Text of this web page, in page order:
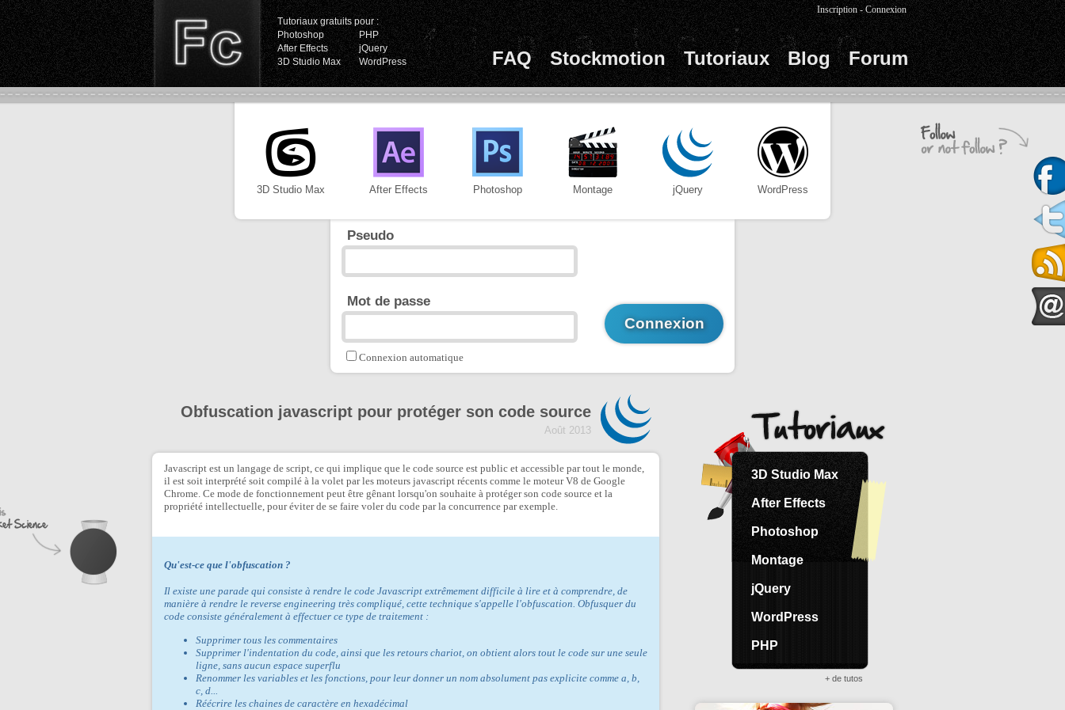
Tutoriaux gratuits pour :
Photoshop
PHP
After Effects
jQuery
3D Studio Max
WordPress FAQ Stockmotion Tutoriaux Blog Forum
Inscription -Connexion
3D Studio Max After Effects Photoshop Montage jQuery WordPress
Pseudo
Mot de passe
Connexion automatique
Obfuscation javascript pour protéger son code source
Août 2013
Javascript est un langage de script, ce qui implique que le code source est public et accessible par tout le monde,
il est soit interprété soit compilé à la volet par les moteurs javascript récents comme le moteur V8 de Google
Chrome. Ce mode de fonctionnement peut être gênant lorsqu'on souhaite à protéger son code source et la
propriété intellectuelle, pour éviter de se faire voler du code par la concurrence par exemple.
Qu'est-ce que l'obfuscation ?
Il existe une parade qui consiste à rendre le code Javascript extrêmement difficile à lire et à comprendre, de
manière à rendre le reverse engineering très compliqué, cette technique s'appelle l'obfuscation. Obfusquer du
code consiste généralement à effectuer ce type de traitement :
Supprimer tous les commentaires
Supprimer l'indentation du code, ainsi que les retours chariot, on obtient alors tout le code sur une seule
ligne, sans aucun espace superflu
Renommer les variables et les fonctions, pour leur donner un nom absolument pas explicite comme a, b,
c, d...
Réécrire les chaines de caractère en hexadécimal
3D Studio Max
After Effects
Photoshop
Montage
jQuery
WordPress
PHP
+ de tutos